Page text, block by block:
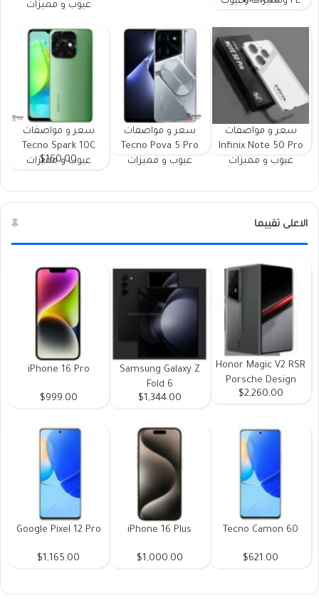
عيوب و مميزات
سعر و مواصفات
Infinix Note 50 Pro
عيوب و مميزات
سعر و مواصفات
Tecno Pova 5 Pro
عيوب و مميزات
سعر و مواصفات
Tecno Spark 10C
عيوب و مميزات
$160.00
الاعلى تقييما
Honor Magic V2 RSR
Porsche Design
$2,260.00
Samsung Galaxy Z
Fold 6
$1,344.00
iPhone 16 Pro
$999.00
Tecno Camon 60
$621.00
iPhone 16 Plus
$1,000.00
Google Pixel 12 Pro
$1,165.00